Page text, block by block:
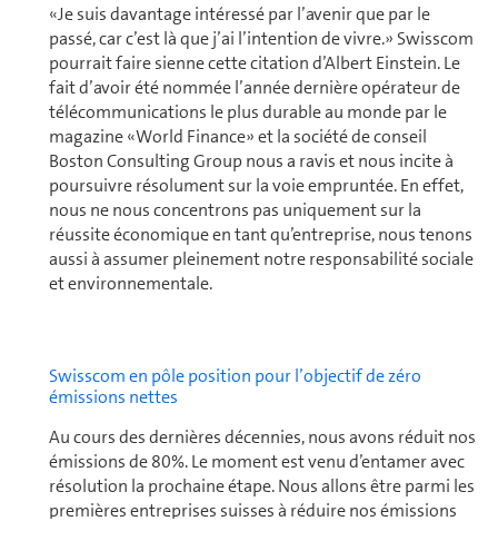
«Je suis da­van­tage intéressé par l’avenir que par le
passé, car c’est là que j’ai l’intention de vivre.» Swisscom
pourrait faire sienne cette citation d’Albert Einstein. Le
fait d’avoir été nommée l’année dernière opé­ra­teur de
télécom­mu­ni­ca­tions le plus durable au monde par le
magazine «World Finance» et la société de conseil
Boston Consulting Group nous a ravis et nous incite à
poursuivre résolument sur la voie empruntée. En effet,
nous ne nous concentrons pas uniquement sur la
réussite économique en tant qu’en­tre­prise, nous tenons
aussi à assumer pleinement notre responsabilité sociale
et en­vi­ron­ne­mentale.
Swisscom en pôle position pour l’objectif de zéro
émissions nettes
Au cours des dernières décennies, nous avons réduit nos
émissions de 80%. Le moment est venu d’entamer avec
réso­lu­tion la prochaine étape. Nous allons être parmi les
premières en­tre­prises suisses à réduire nos émissions